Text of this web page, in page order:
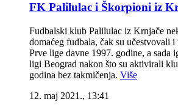
FK Palilulac i Škorpioni iz
Fudbalski klub Palilulac iz Krnjače
domaćeg fudbala, čak su učestvovali i
Prve lige davne 1997. godine, a sada
ligi Beograd nakon što su aktivirali
godina bez takmičenja. Više
12. maj 2021., 13:41